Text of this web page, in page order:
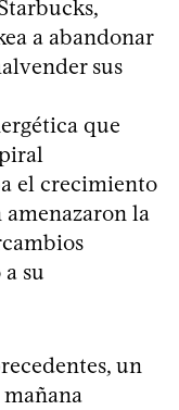
a abandonar
sus
que
el crecimiento
la
su
un